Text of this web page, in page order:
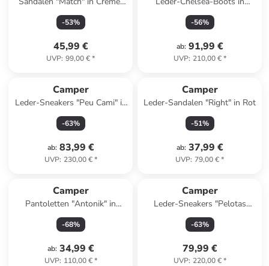
Gelb
-53%
45,99 €
UVP: 99,00 €*
Schwarz
-56%
ab: 91,99 €
UVP: 210,00 €*
Camper
Leder-Sneakers "Peu Cami" in
Weiß
-63%
ab: 83,99 €
UVP: 230,00 €*
Camper
Leder-Sandalen "Right" in Rot
-51%
ab: 37,99 €
UVP: 79,00 €*
Camper
Pantoletten "Antonik" in
Dunkelblau
-68%
ab: 34,99 €
UVP: 110,00 €*
Camper
Leder-Sneakers "Pelotas
Ariel" in Creme
-63%
79,99 €
UVP: 220,00 €*